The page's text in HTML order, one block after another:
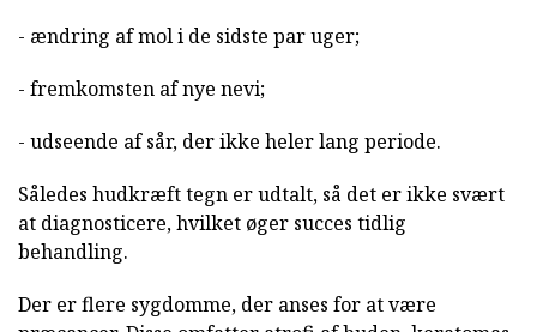
- ændring af mol i de sidste par uger;
- fremkomsten af nye nevi;
- udseende af sår, der ikke heler lang periode.
Således hudkræft tegn er udtalt, så det er ikke svært
at diagnosticere, hvilket øger succes tidlig
behandling.
Der er flere sygdomme, der anses for at være